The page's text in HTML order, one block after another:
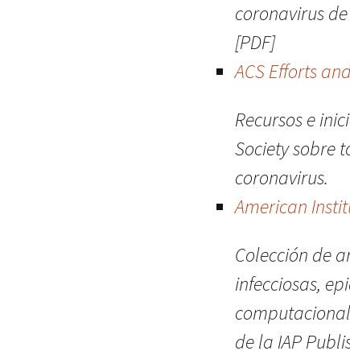
coronavirus
[PDF]
ACS Efforts
Recursos e
Society sobre
coronavirus.
American
Colección de
infecciosas,
de la IAP